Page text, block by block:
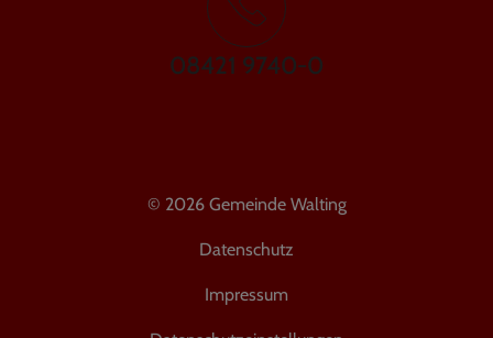
08421 9740-0
© 2026 Gemeinde Walting
Datenschutz
Impressum